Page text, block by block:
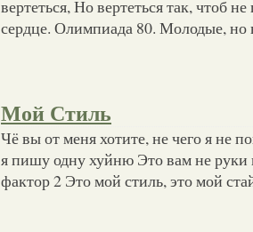
вертеться, Но вертеться так, чтоб
сердце. Олимпиада 80. Молодые, но
Мой Стиль
Чё вы от меня хотите, не чего я не
я пишу одну хуйню Это вам не руки
фактор 2 Это мой стиль, это мой